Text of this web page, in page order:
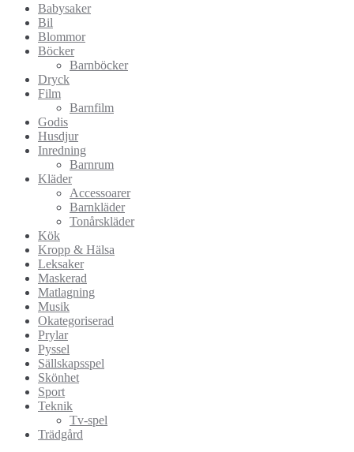
Babysaker
Bil
Blommor
Böcker
Barnböcker
Dryck
Film
Barnfilm
Godis
Husdjur
Inredning
Barnrum
Kläder
Accessoarer
Barnkläder
Tonårskläder
Kök
Kropp & Hälsa
Leksaker
Maskerad
Matlagning
Musik
Okategoriserad
Prylar
Pyssel
Sällskapsspel
Skönhet
Sport
Teknik
Tv-spel
Trädgård